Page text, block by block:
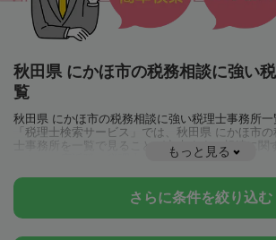
秋田県 にかほ市の税務相談に強い
覧
秋田県 にかほ市の税務相談に強い税理士事務所
「税理士検索サービス」では、秋田県 にかほ市
士事務所を一覧で見ることが出来ます。相続に関
ことは一度近隣の税理士に相談してみましょう。
もっと見る
さらに条件を絞り込む